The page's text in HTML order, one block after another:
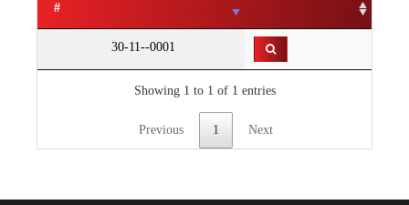
#
30-11--0001
Showing 1 to 1 of 1 entries
Previous 1 Next